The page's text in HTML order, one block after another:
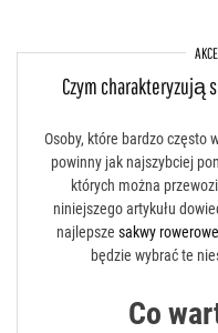
Czym charakteryzują
Osoby, które bardzo często
powinny jak najszybciej
których można
niniejszego artykułu
najlepsze sakwy rowerowe
będzie wybrać te
Co